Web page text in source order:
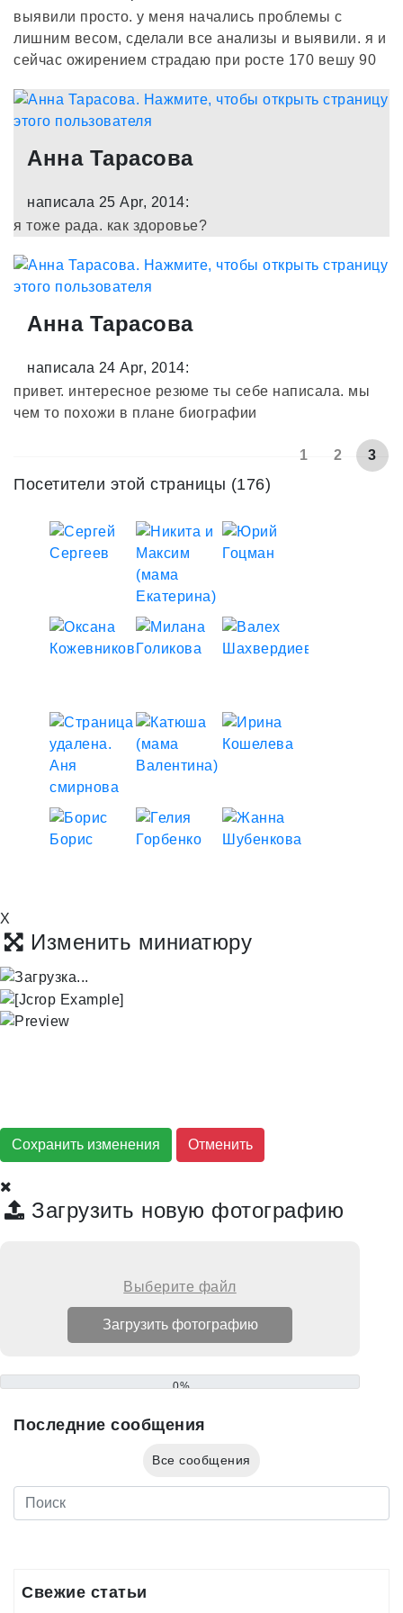
выявили просто. у меня начались проблемы с
лишним весом, сделали все анализы и выявили. я и
сейчас ожирением страдаю при росте 170 вешу 90
Анна Тарасова
написала 25 Apr, 2014:
я тоже рада. как здоровье?
Анна Тарасова
написала 24 Apr, 2014:
привет. интересное резюме ты себе написала. мы
чем то похожи в плане биографии
1 2 3
Посетители этой страницы (176)
X
Изменить миниатюру
Сохранить изменения
Загрузить новую фотографию
Выберите файл
0%
Последние сообщения
Все сообщения
Свежие статьи